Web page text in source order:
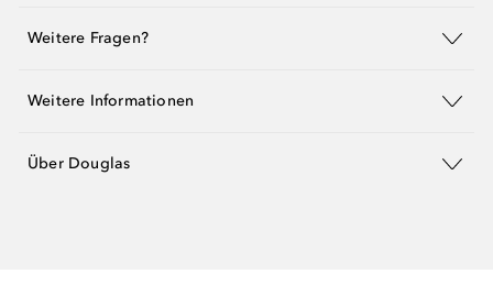
Weitere Fragen?
Weitere Informationen
Über Douglas